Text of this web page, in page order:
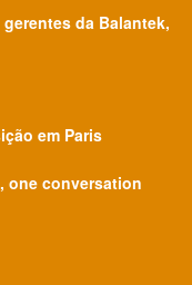
da Balantek,
em Paris
one conversation